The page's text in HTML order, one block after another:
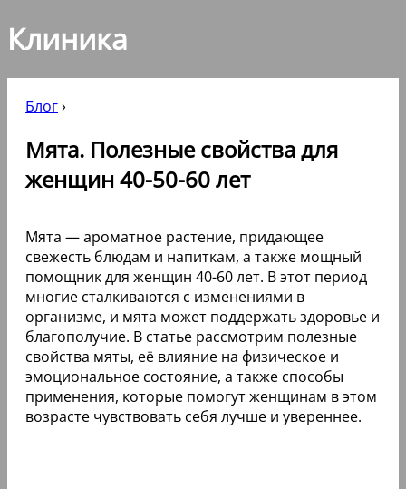
Клиника
Блог›
Мята. Полезные свойства для
женщин 40-50-60 лет
Мята — ароматное растение, придающее
свежесть блюдам и напиткам, а также мощный
помощник для женщин 40-60 лет. В этот период
многие сталкиваются с изменениями в
организме, и мята может поддержать здоровье и
благополучие. В статье рассмотрим полезные
свойства мяты, её влияние на физическое и
эмоциональное состояние, а также способы
применения, которые помогут женщинам в этом
возрасте чувствовать себя лучше и увереннее.